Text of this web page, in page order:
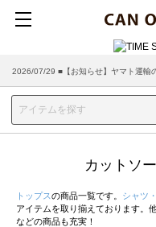
2026/03/18 ■店舗受け取りサービスの
カットソ
トップスの商品一覧です。 シャツ
アイテムを取り揃えております。
などの商品も充実！